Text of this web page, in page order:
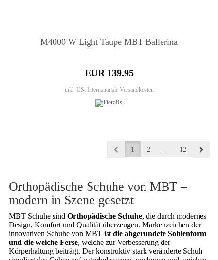
M4000 W Light Taupe MBT Ballerina
EUR 139.95
inkl. USt Internationale Versandkosten
1 2 ... 12
Orthopädische Schuhe von MBT –
modern in Szene gesetzt
MBT Schuhe sind Orthopädische Schuhe, die durch modernes
Design, Komfort und Qualität überzeugen. Markenzeichen der
innovativen Schuhe von MBT ist die abgerundete Sohlenform
und die weiche Ferse, welche zur Verbesserung der
Körperhaltung beiträgt. Der konstruktiv stark veränderte Schuh